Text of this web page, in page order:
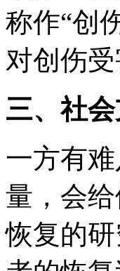
称作“创
对创伤
三、社
一方有
量，会
恢复的